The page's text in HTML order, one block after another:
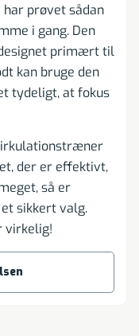
har prøvet sådan
i gang. Den
primært til
kan bruge den
tydeligt, at fokus
der er effektivt,
så er
sikkert valg.
virkelig!